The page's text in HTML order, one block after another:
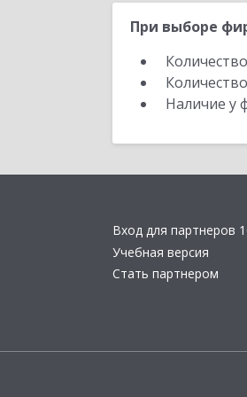
При выборе
Наличие у
Вход для партнеров
Учебная версия
Стать партнером